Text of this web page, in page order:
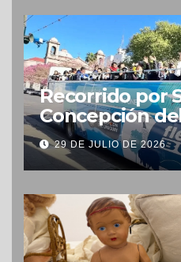
Recorrido por
Concepción
29 DE JULIO DE 2026